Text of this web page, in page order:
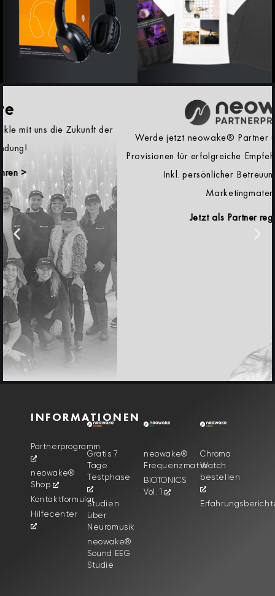
Werde jetzt neowake® Partner und verdiene attraktive
Provisionen für erfolgreiche Empfehlungen unserer Produkte.
Inkl. persönlicher Betreuung und erprobten
Marketingmaterialien.
Jetzt als Partner registrieren >
INFORMATIONEN
Partnerprogramm
neowake®
Shop
Kontaktformular
Hilfecenter
Gratis 7
Tage
Testphase
Studien
über
Neuromusik
neowake®
Sound EEG
Studie
neowake®
Frequenzmatte
BIOTONICS
Vol. 1
Chroma
Watch
bestellen